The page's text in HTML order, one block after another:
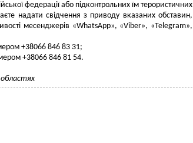
федерації або підконтрольних їм терористичних
надати свідчення з приводу вказаних обставин,
месенджерів «WhatsApp», «Viber», «Telegram»,
+38066 846 83 31;
+38066 846 81 54.
областях